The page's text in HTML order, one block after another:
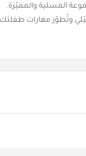
المسلية والمميّزة.
وتُطوّر مهارات طفلتك